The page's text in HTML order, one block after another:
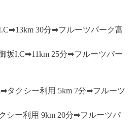
30分➡︎フルーツパーク富
坂I.C➡︎11km 25分➡︎フルーツパー
タクシー利用 5km 7分➡︎フルーツ
シー利用 9km 20分➡︎フルーツパ